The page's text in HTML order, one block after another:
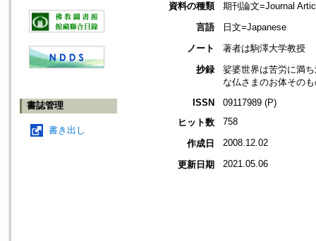
書誌管理
書き出し
資料の種類
期刊論文=Journal
言語
日文=Japanese
ノート
著者は駒澤大学教授
抄録
娑婆世界は苦労に満
な仏さまのお体その
ISSN
09117989 (P)
ヒット数
758
作成日 2008.12.02
更新日期 2021.05.06